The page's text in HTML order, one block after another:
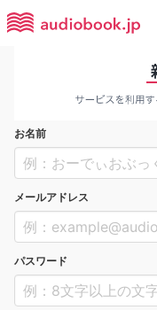
お名前
メールアドレス
パスワード